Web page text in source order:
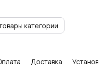
категории
Доставка Установка